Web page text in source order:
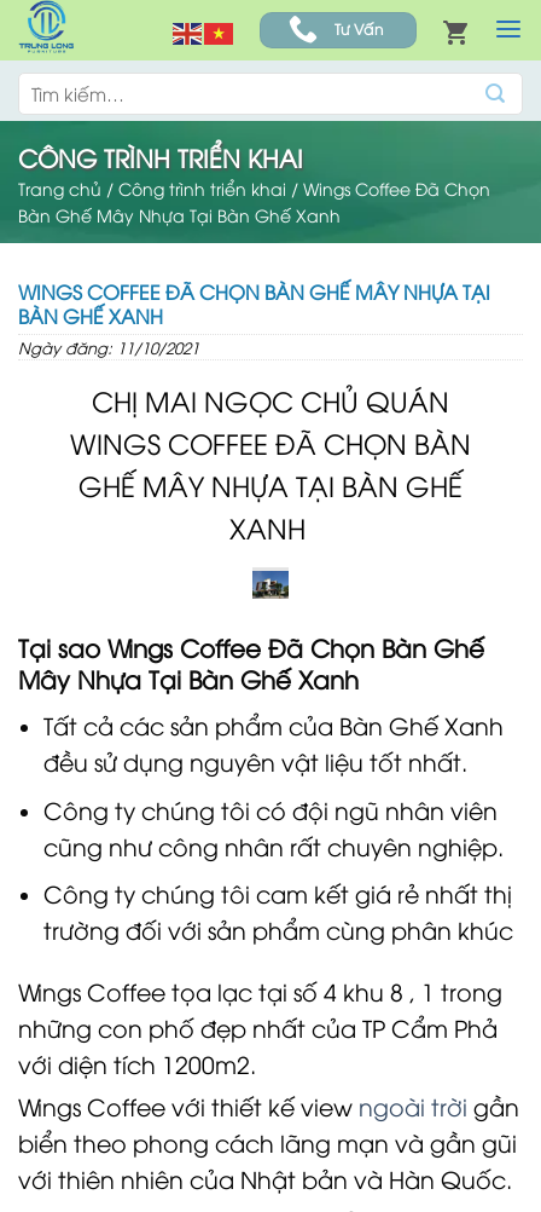
Skip
content
Tư Vấn
Tìm
kiếm:
CÔNG TRÌNH TRIỂN KHAI
Trang chủ / Công trình triển khai / Wings Coffee Đã Chọn
Bàn Ghế Mây Nhựa Tại Bàn Ghế Xanh
WINGS COFFEE ĐÃ CHỌN BÀN GHẾ MÂY NHỰA TẠI
BÀN GHẾ XANH
Ngày đăng: 11/10/2021
CHỊ MAI NGỌC CHỦ QUÁN
WINGS COFFEE ĐÃ CHỌN BÀN
GHẾ MÂY NHỰA TẠI BÀN GHẾ
XANH
Tại sao Wings Coffee Đã Chọn Bàn Ghế
Mây Nhựa Tại Bàn Ghế Xanh
Tất cả các sản phẩm của Bàn Ghế Xanh
đều sử dụng nguyên vật liệu tốt nhất.
Công ty chúng tôi có đội ngũ nhân viên
cũng như công nhân rất chuyên nghiệp.
Công ty chúng tôi cam kết giá rẻ nhất thị
trường đối với sản phẩm cùng phân khúc
Wings Coffee tọa lạc tại số 4 khu 8 , 1 trong
những con phố đẹp nhất của TP Cẩm Phả
với diện tích 1200m2.
Wings Coffee với thiết kế view ngoài trời gần
biển theo phong cách lãng mạn và gần gũi
với thiên nhiên của Nhật bản và Hàn Quốc.